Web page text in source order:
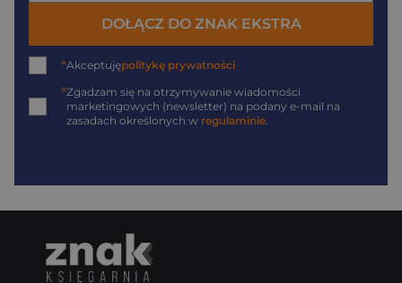
DOŁĄCZ DO ZNAK EKSTRA
*Akceptujępolitykę prywatności
*Zgadzam się na otrzymywanie wiadomości
marketingowych (newsletter) na podany e-mail na
zasadach określonych w regulaminie